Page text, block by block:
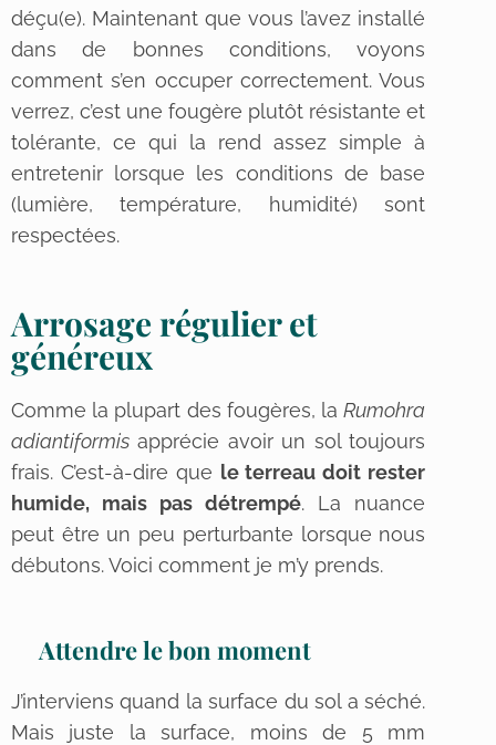
déçu(e). Maintenant que vous l’avez installé
dans de bonnes conditions, voyons
comment s’en occuper correctement. Vous
verrez, c’est une fougère plutôt résistante et
tolérante, ce qui la rend assez simple à
entretenir lorsque les conditions de base
(lumière, température, humidité) sont
respectées.
Arrosage régulier et
généreux
Comme la plupart des fougères, laRumohra
adiantiformis apprécie avoir un sol toujours
frais. C’est-à-dire que le terreau doit rester
humide, mais pas détrempé. La nuance
peut être un peu perturbante lorsque nous
débutons. Voici comment je m’y prends.
Attendre le bon moment
J’interviens quand la surface du sol a séché.
Mais juste la surface, moins de 5 mm